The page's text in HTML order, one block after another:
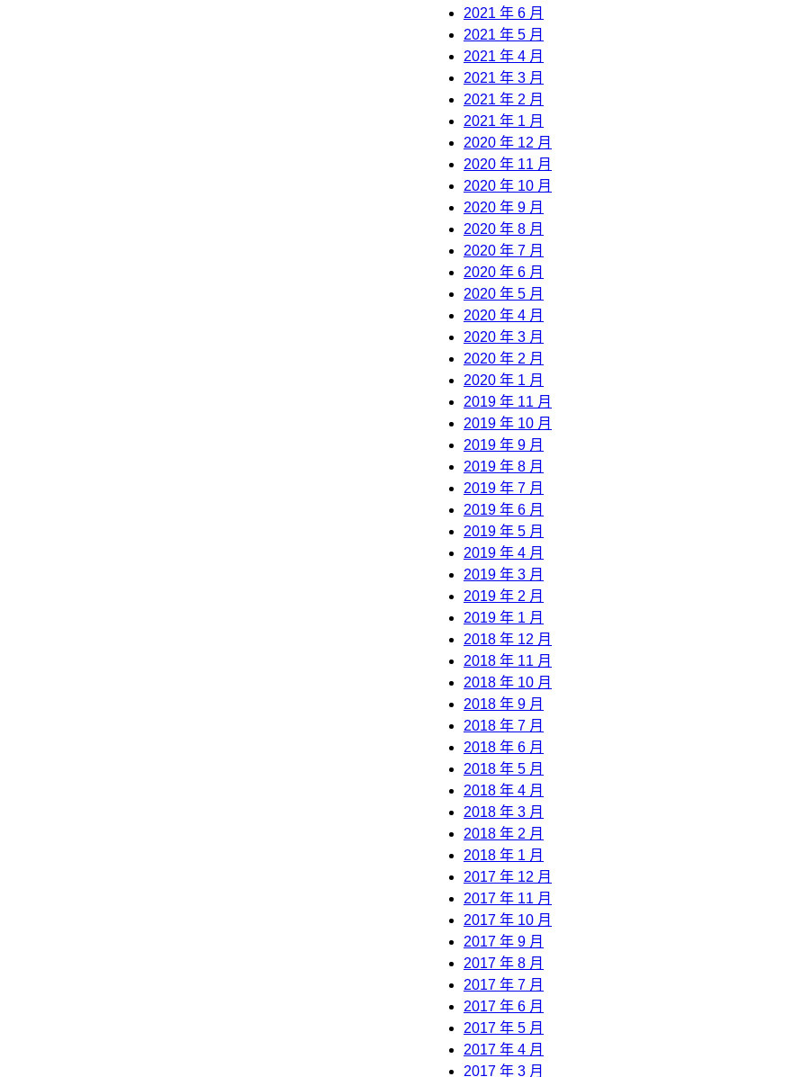
2021 年 6 月
2021 年 5 月
2021 年 4 月
2021 年 3 月
2021 年 2 月
2021 年 1 月
2020 年 12 月
2020 年 11 月
2020 年 10 月
2020 年 9 月
2020 年 8 月
2020 年 7 月
2020 年 6 月
2020 年 5 月
2020 年 4 月
2020 年 3 月
2020 年 2 月
2020 年 1 月
2019 年 11 月
2019 年 10 月
2019 年 9 月
2019 年 8 月
2019 年 7 月
2019 年 6 月
2019 年 5 月
2019 年 4 月
2019 年 3 月
2019 年 2 月
2019 年 1 月
2018 年 12 月
2018 年 11 月
2018 年 10 月
2018 年 9 月
2018 年 7 月
2018 年 6 月
2018 年 5 月
2018 年 4 月
2018 年 3 月
2018 年 2 月
2018 年 1 月
2017 年 12 月
2017 年 11 月
2017 年 10 月
2017 年 9 月
2017 年 8 月
2017 年 7 月
2017 年 6 月
2017 年 5 月
2017 年 4 月
2017 年 3 月